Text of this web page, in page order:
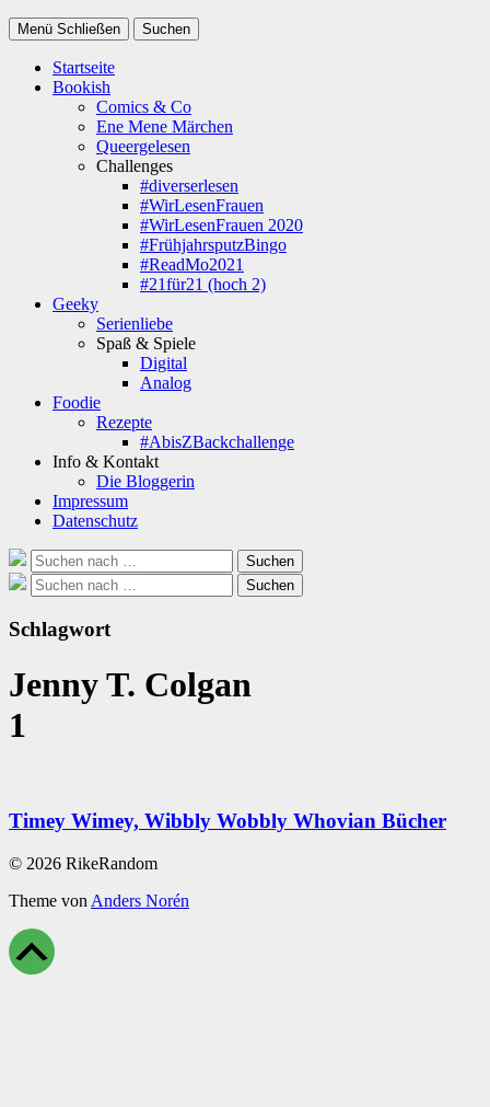
Menü Schließen Suchen
Startseite
Bookish
Comics & Co
Ene Mene Märchen
Queergelesen
Challenges
#diverserlesen
#WirLesenFrauen
#WirLesenFrauen 2020
#FrühjahrsputzBingo
#ReadMo2021
#21für21 (hoch 2)
Geeky
Serienliebe
Spaß & Spiele
Digital
Analog
Foodie
Rezepte
#AbisZBackchallenge
Info & Kontakt
Die Bloggerin
Impressum
Datenschutz
Suche
nach:
Suchen
Suche
nach:
Suchen
Schlagwort
Jenny T. Colgan
1
Timey Wimey, Wibbly Wobbly Whovian Bücher
© 2026 RikeRandom
Theme von Anders Norén
Scroll